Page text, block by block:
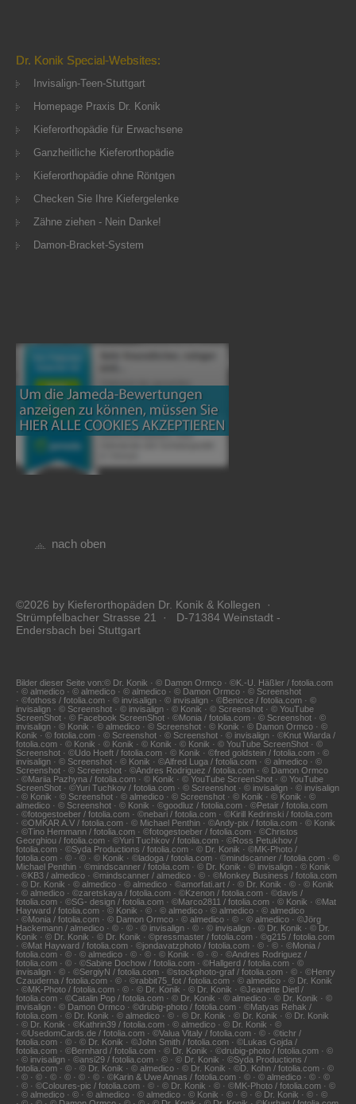
Dr. Konik Special-Websites:
Invisalign-Teen-Stuttgart
Homepage Praxis Dr. Konik
Kieferorthopädie für Erwachsene
Ganzheitliche Kieferorthopädie
Kieferorthopädie ohne Röntgen
Checken Sie Ihre Kiefergelenke
Zähne ziehen - Nein Danke!
Damon-Bracket-System
nach oben
©2026 by Kieferorthopäden Dr. Konik & Kollegen ·
Strümpfelbacher Strasse 21 · D-71384 Weinstadt -
Endersbach bei Stuttgart
Bilder dieser Seite von:© Dr. Konik · © Damon Ormco · ©K.-U. Häßler / fotolia.com
· © almedico · © almedico · © almedico · © Damon Ormco · © Screenshot
· ©fothoss / fotolia.com · © invisalign · © invisalign · ©Benicce / fotolia.com · ©
invisalign · © Screenshot · © invisalign · © Konik · © Screenshot · © YouTube
ScreenShot · © Facebook ScreenShot · ©Monia / fotolia.com · © Screenshot · ©
invisalign · © Konik · © almedico · © Screenshot · © Konik · © Damon Ormco · ©
Konik · © fotolia.com · © Screenshot · © Screenshot · © invisalign · ©Knut Wiarda /
fotolia.com · © Konik · © Konik · © Konik · © Konik · © YouTube ScreenShot · ©
Screenshot · ©Udo Hoeft / fotolia.com · © Konik · ©fred goldstein / fotolia.com · ©
invisalign · © Screenshot · © Konik · ©Alfred Luga / fotolia.com · © almedico · ©
Screenshot · © Screenshot · ©Andres Rodriguez / fotolia.com · © Damon Ormco
· ©Mariia Pazhyna / fotolia.com · © Konik · © YouTube ScreenShot · © YouTube
ScreenShot · ©Yuri Tuchkov / fotolia.com · © Screenshot · © invisalign · © invisalign
· © Konik · © Screenshot · © almedico · © Screenshot · © Konik · © Konik · ©
almedico · © Screenshot · © Konik · ©goodluz / fotolia.com · ©Petair / fotolia.com
· ©fotogestoeber / fotolia.com · ©nebari / fotolia.com · ©Kirill Kedrinski / fotolia.com
· ©OMKAR A.V / fotolia.com · © Michael Penthin · ©Andy-pix / fotolia.com · © Konik
· ©Tino Hemmann / fotolia.com · ©fotogestoeber / fotolia.com · ©Christos
Georghiou / fotolia.com · ©Yuri Tuchkov / fotolia.com · ©Ross Petukhov /
fotolia.com · ©Syda Productions / fotolia.com · © Dr. Konik · ©MK-Photo /
fotolia.com · © · © · © Konik · ©ladoga / fotolia.com · ©mindscanner / fotolia.com · ©
Michael Penthin · ©mindscanner / fotolia.com · © Dr. Konik · © invisalign · © Konik
· ©KB3 / almedico · ©mindscanner / almedico · © · ©Monkey Business / fotolia.com
· © Dr. Konik · © almedico · © almedico · ©amorfati.art / · © Dr. Konik · © · © Konik
· © almedico · ©zaretskaya / fotolia.com · ©Kzenon / fotolia.com · ©davis /
fotolia.com · ©SG- design / fotolia.com · ©Marco2811 / fotolia.com · © Konik · ©Mat
Hayward / fotolia.com · © Konik · © · © almedico · © almedico · © almedico
· ©Monia / fotolia.com · © Damon Ormco · © almedico · © · © almedico · ©Jörg
Hackemann / almedico · © · © · © invisalign · © · © invisalign · © Dr. Konik · © Dr.
Konik · © Dr. Konik · © Dr. Konik · ©pressmaster / fotolia.com · ©g215 / fotolia.com
· ©Mat Hayward / fotolia.com · ©jondavatzphoto / fotolia.com · © · © · ©Monia /
fotolia.com · © · © almedico · © · © · © Konik · © · © · ©Andres Rodriguez /
fotolia.com · © · ©Sabine Dochow / fotolia.com · ©Hallgerd / fotolia.com · ©
invisalign · © · ©SergiyN / fotolia.com · ©stockphoto-graf / fotolia.com · © · ©Henry
Czauderna / fotolia.com · © · ©rabbit75_fot / fotolia.com · © almedico · © Dr. Konik
· ©MK-Photo / fotolia.com · © · © Dr. Konik · © Dr. Konik · ©Jeanette Dietl /
fotolia.com · ©Catalin Pop / fotolia.com · © Dr. Konik · © almedico · © Dr. Konik · ©
invisalign · © Damon Ormco · ©drubig-photo / fotolia.com · ©Matyas Rehak /
fotolia.com · © Dr. Konik · © almedico · © · © Dr. Konik · © Dr. Konik · © Dr. Konik
· © Dr. Konik · ©Kathrin39 / fotolia.com · © almedico · © Dr. Konik · ©
· ©UsedomCards.de / fotolia.com · ©Valua Vitaly / fotolia.com · © · ©tichr /
fotolia.com · © · © Dr. Konik · ©John Smith / fotolia.com · ©Lukas Gojda /
fotolia.com · ©Bernhard / fotolia.com · © Dr. Konik · ©drubig-photo / fotolia.com · ©
· © invisalign · ©ansi29 / fotolia.com · © · © Dr. Konik · ©Syda Productions /
fotolia.com · © · © Dr. Konik · © almedico · © Dr. Konik · ©D. Kohn / fotolia.com · ©
· © · © · © · © · © · © · ©Karin & Uwe Annas / fotolia.com · © · © almedico · © · ©
· © · ©Coloures-pic / fotolia.com · © · © Dr. Konik · © · ©MK-Photo / fotolia.com · ©
· © almedico · © · © almedico · © almedico · © Konik · © · © · © Dr. Konik · © · ©